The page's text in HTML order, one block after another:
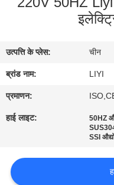
नियंत्रण
संपर्क
करें
एक
उद्धरण
उत्पत्ति के प्लेस: चीन
ब्रांड नाम: LIYI
प्रमाणन:
हाई लाइट: 50HZ
SSI